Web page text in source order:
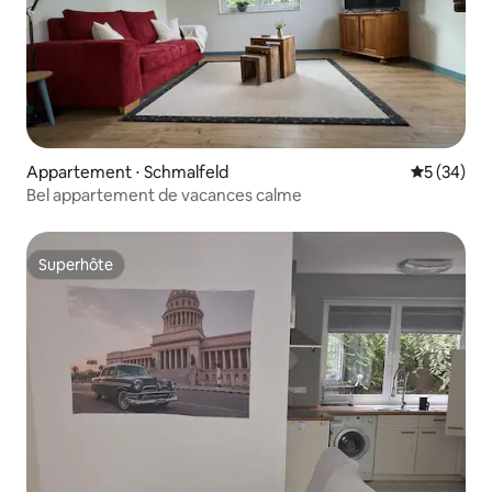
Appartement ⋅ Schmalfeld
5 (34)
Bel appartement de vacances calme
Superhôte
Superhôte